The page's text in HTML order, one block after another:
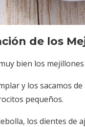
de los
bien los
y los sacamos
pequeños.
los dientes de